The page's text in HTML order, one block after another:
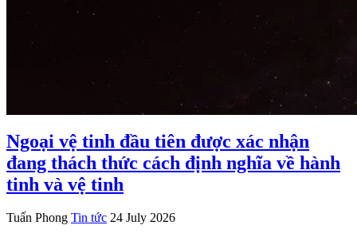
Ngoại vệ tinh đầu tiên được xác nhận
đang thách thức cách định nghĩa về hành
tinh và vệ tinh
Tuấn Phong Tin tức 24 July 2026